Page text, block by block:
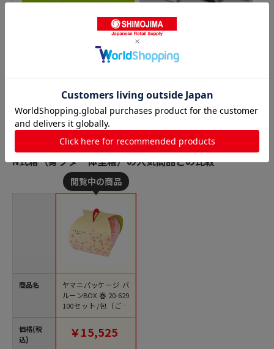
N式箱（身フタ一体型箱）の人気商品との比較
商品名
価格(税
込)
ヤマニパッケージ バ
ルーンBOX 春 20-629
100セット/包（ご注
文単位1包）【直送
￥15,525